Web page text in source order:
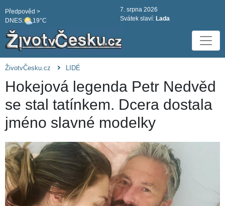
DNES: 19°C
Předpověd >
7. srpna 2026
Svátek slaví: Lada
ŽivotvČesku.cz LIDÉ
Hokejová legenda Petr Nedvěd
se stal tatínkem. Dcera dostala
jméno slavné modelky